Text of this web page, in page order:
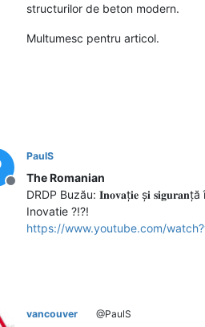
structurilor de beton modern.
Multumesc pentru articol.
Deconectat
PaulS
The Romanian
DRDP Buzău: 𝐈𝐧𝐨𝐯𝐚ț𝐢𝐞 ș𝐢 𝐬𝐢𝐠𝐮𝐫𝐚𝐧ță
Inovatie ?!?!
https://www.youtube.com/
vancouver @PaulS